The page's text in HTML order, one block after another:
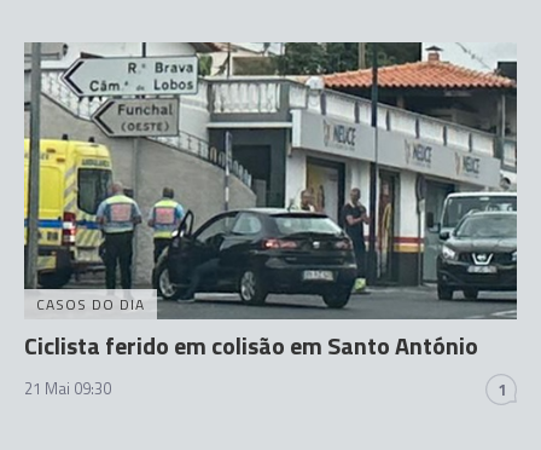
CASOS DO DIA
Ciclista ferido em colisão em Santo António
21 Mai 09:30 1